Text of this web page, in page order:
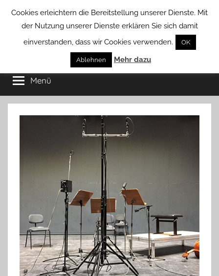
Borstel
von
Groß
Borstel
Menü
Cookies erleichtern die Bereitstellung unserer Dienste. Mit
der Nutzung unserer Dienste erklären Sie sich damit
einverstanden, dass wir Cookies verwenden.
OK
Ablehnen Mehr dazu